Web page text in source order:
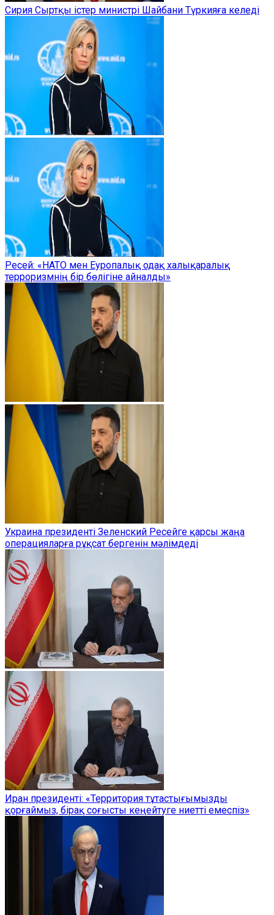
Сирия Сыртқы істер министрі Шайбани Түркияға келеді
Ресей: «НАТО мен Еуропалық одақ халықаралық
терроризмнің бір бөлігіне айналды»
Украина президенті Зеленский Ресейге қарсы жаңа
операцияларға рұқсат бергенін мәлімдеді
Иран президенті: «Территория тұтастығымызды
қорғаймыз, бірақ соғысты кеңейтуге ниетті емеспіз»